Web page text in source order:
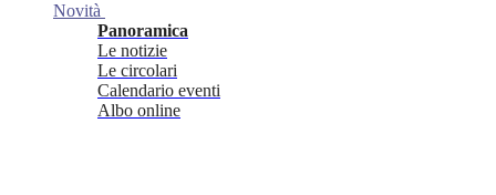
Novità
Panoramica
Le notizie
Le circolari
Calendario eventi
Albo online